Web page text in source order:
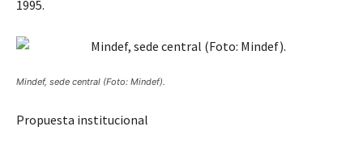
1995.
Mindef, sede central (Foto: Mindef).
Propuesta institucional